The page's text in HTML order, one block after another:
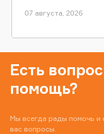
07 августа, 2026
Есть
помощь?
Мы всегда рады помочь и
вас вопросы.